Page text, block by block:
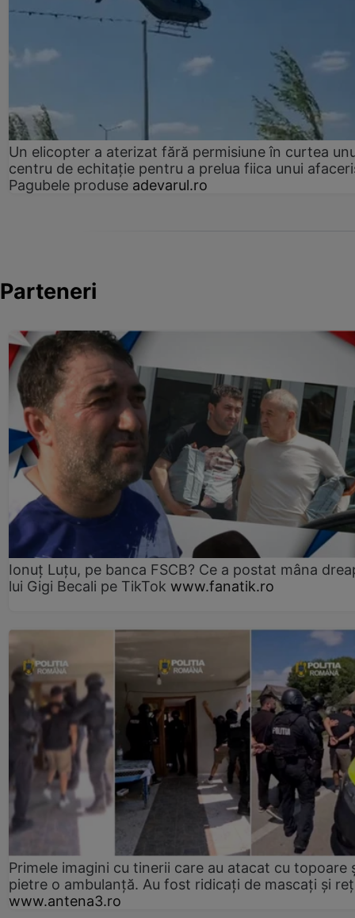
Un elicopter a aterizat fără permisiune în curtea
centru de echitație pentru a prelua fiica unui
Pagubele produse adevarul.ro
Parteneri
Ionuț Luțu, pe banca FSCB? Ce a postat mâna
lui Gigi Becali pe TikTok www.fanatik.ro
Primele imagini cu tinerii care au atacat cu topoare
pietre o ambulanță. Au fost ridicați de mascați și
www.antena3.ro